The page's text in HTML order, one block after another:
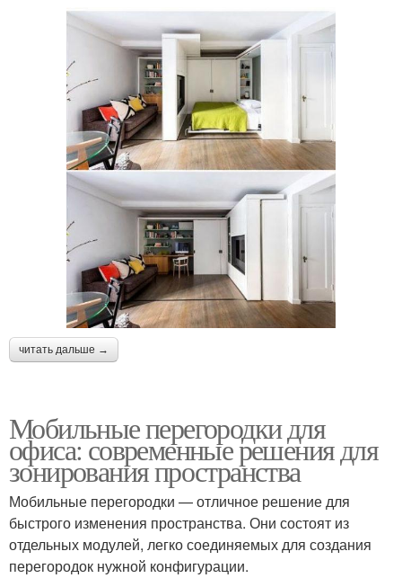
читать дальше →
Мобильные перегородки для
офиса: современные решения для
зонирования пространства
Мобильные перегородки — отличное решение для
быстрого изменения пространства. Они состоят из
отдельных модулей, легко соединяемых для создания
перегородок нужной конфигурации.